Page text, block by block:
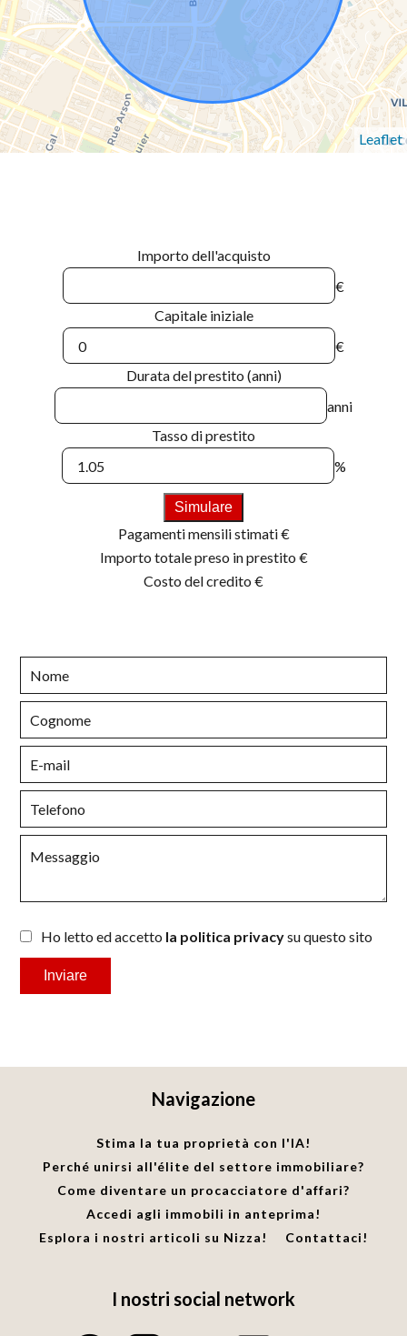
Leaflet
Importo dell'acquisto
€
Capitale iniziale
€
Durata del prestito (anni)
anni
Tasso di prestito
%
Simulare
Pagamenti mensili stimati€
Importo totale preso in prestito €
Costo del credito €
Ho letto ed accetto la politica privacysu questo sito
Inviare
Navigazione
Stima la tua proprietà con l'IA!
Perché unirsi all'élite del settore immobiliare?
Come diventare un procacciatore d'affari?
Accedi agli immobili in anteprima!
Esplora i nostri articoli su Nizza!
Contattaci!
I nostri social network